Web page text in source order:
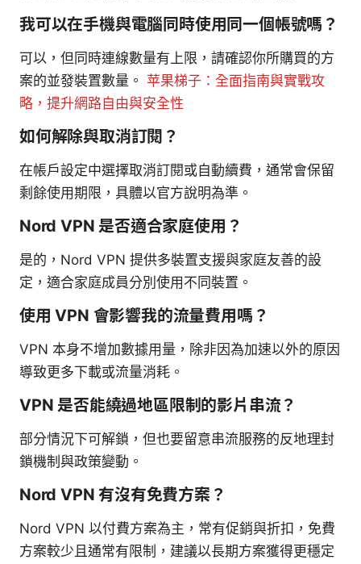
我可以在手機與電腦同時使用同一個帳號嗎？
可以，但同時連線數量有上限，請確認你所購買的方
案的並發裝置數量。 苹果梯子：全面指南與實戰攻
略，提升網路自由與安全性
如何解除與取消訂閱？
在帳戶設定中選擇取消訂閱或自動續費，通常會保留
剩餘使用期限，具體以官方說明為準。
Nord VPN 是否適合家庭使用？
是的，Nord VPN 提供多裝置支援與家庭友善的設
定，適合家庭成員分別使用不同裝置。
使用 VPN 會影響我的流量費用嗎？
VPN 本身不增加數據用量，除非因為加速以外的原因
導致更多下載或流量消耗。
VPN 是否能繞過地區限制的影片串流？
部分情況下可解鎖，但也要留意串流服務的反地理封
鎖機制與政策變動。
Nord VPN 有沒有免費方案？
Nord VPN 以付費方案為主，常有促銷與折扣，免費
方案較少且通常有限制，建議以長期方案獲得更穩定